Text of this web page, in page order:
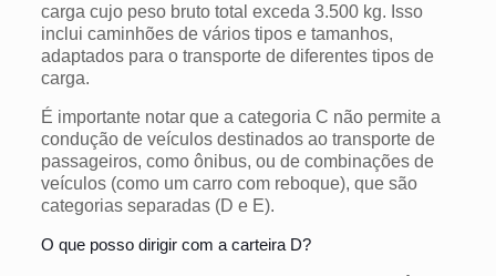
carga cujo peso bruto total exceda 3.500 kg. Isso
inclui caminhões de vários tipos e tamanhos,
adaptados para o transporte de diferentes tipos de
carga.
É importante notar que a categoria C não permite a
condução de veículos destinados ao transporte de
passageiros, como ônibus, ou de combinações de
veículos (como um carro com reboque), que são
categorias separadas (D e E).
O que posso dirigir com a carteira D?